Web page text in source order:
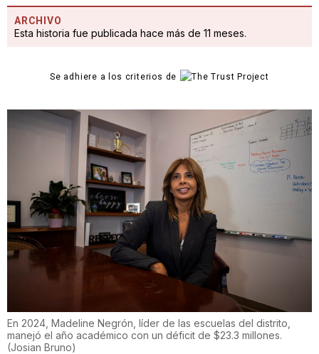
ARCHIVO
Esta historia fue publicada hace más de 11 meses.
Se adhiere a los criterios de
En 2024, Madeline Negrón, líder de las escuelas del distrito,
manejó el año académico con un déficit de $23.3 millones.
(Josian Bruno)